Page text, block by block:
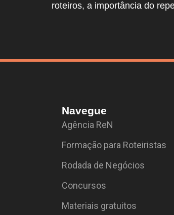
roteiros, a importância do
Navegue
Agência ReN
Formação para Roteiristas
Rodada de Negócios
Concursos
Materiais gratuitos